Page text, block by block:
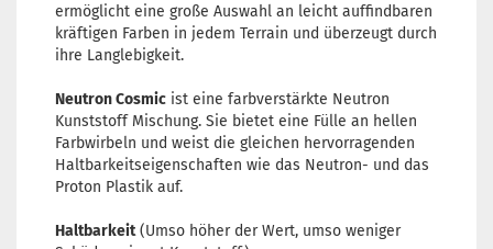
ermöglicht eine große Auswahl an leicht auffindbaren
kräftigen Farben in jedem Terrain und überzeugt durch
ihre Langlebigkeit.
Neutron Cosmic ist eine farbverstärkte Neutron
Kunststoff Mischung. Sie bietet eine Fülle an hellen
Farbwirbeln und weist die gleichen hervorragenden
Haltbarkeitseigenschaften wie das Neutron- und das
Proton Plastik auf.
Haltbarkeit(Umso höher der Wert, umso weniger